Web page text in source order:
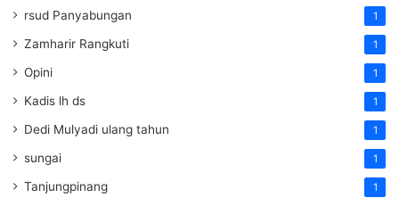
rsud Panyabungan 1
Zamharir Rangkuti 1
Opini 1
Kadis lh ds 1
Dedi Mulyadi ulang tahun 1
sungai 1
Tanjungpinang 1